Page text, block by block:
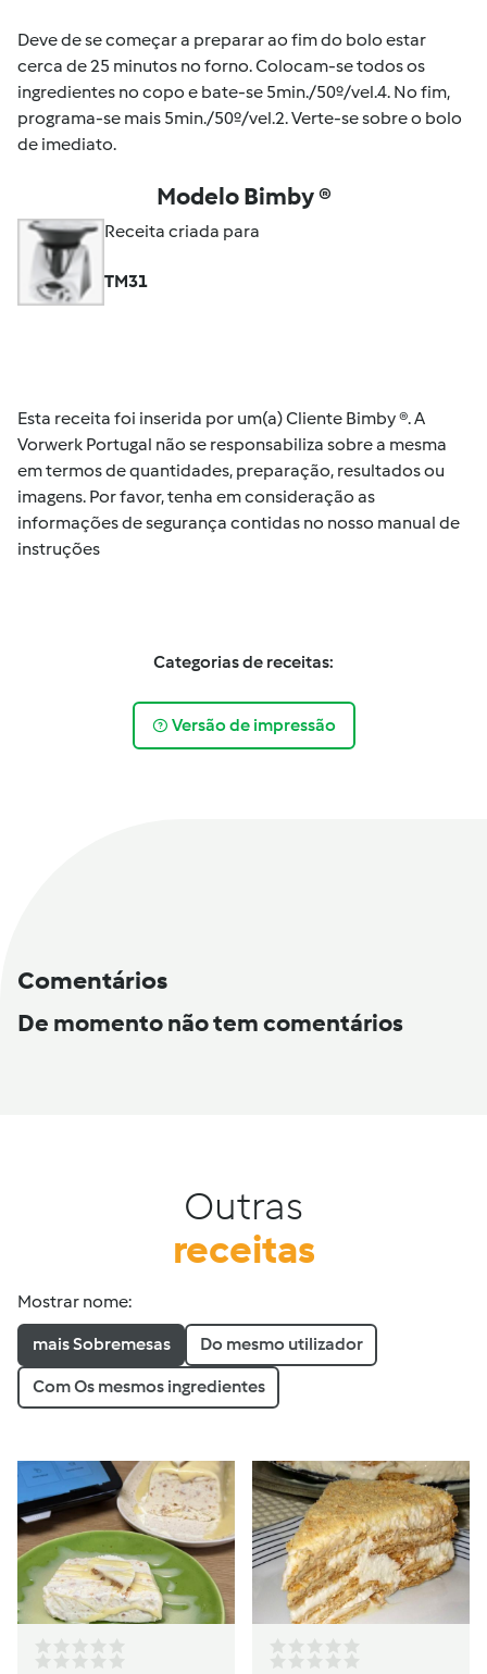
Deve de se começar a preparar ao fim do bolo estar
cerca de 25 minutos no forno. Colocam-se todos os
ingredientes no copo e bate-se 5min./50º/vel.4. No fim,
programa-se mais 5min./50º/vel.2. Verte-se sobre o bolo
de imediato.
Modelo Bimby ®
Receita criada para
TM31
Esta receita foi inserida por um(a) Cliente Bimby ®. A
Vorwerk Portugal não se responsabiliza sobre a mesma
em termos de quantidades, preparação, resultados ou
imagens. Por favor, tenha em consideração as
informações de segurança contidas no nosso manual de
instruções
Categorias de receitas:
Versão de impressão
Comentários
De momento não tem comentários
Outras
receitas
Mostrar nome:
mais Sobremesas Do mesmo utilizador
Com Os mesmos ingredientes